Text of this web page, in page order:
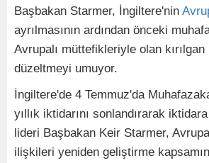
Başbakan Starmer, İngiltere'nin
ayrılmasının ardından önceki
Avrupalı müttefikleriyle olan
düzeltmeyi umuyor.
İngiltere'de 4 Temmuz'da
yıllık iktidarını sonlandırarak
lideri Başbakan Keir Starmer,
ilişkileri yeniden geliştirme